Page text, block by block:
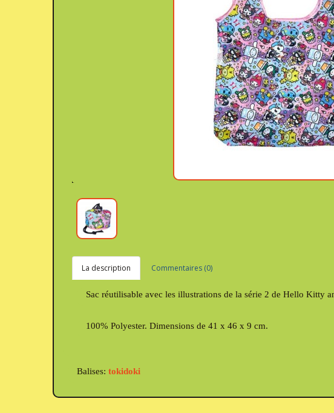
La description Commentaires (0)
Sac réutilisable avec les illustrations de la série 2 de Hello Kitty
100% Polyester. Dimensions de 41 x 46 x 9 cm.
Balises: tokidoki